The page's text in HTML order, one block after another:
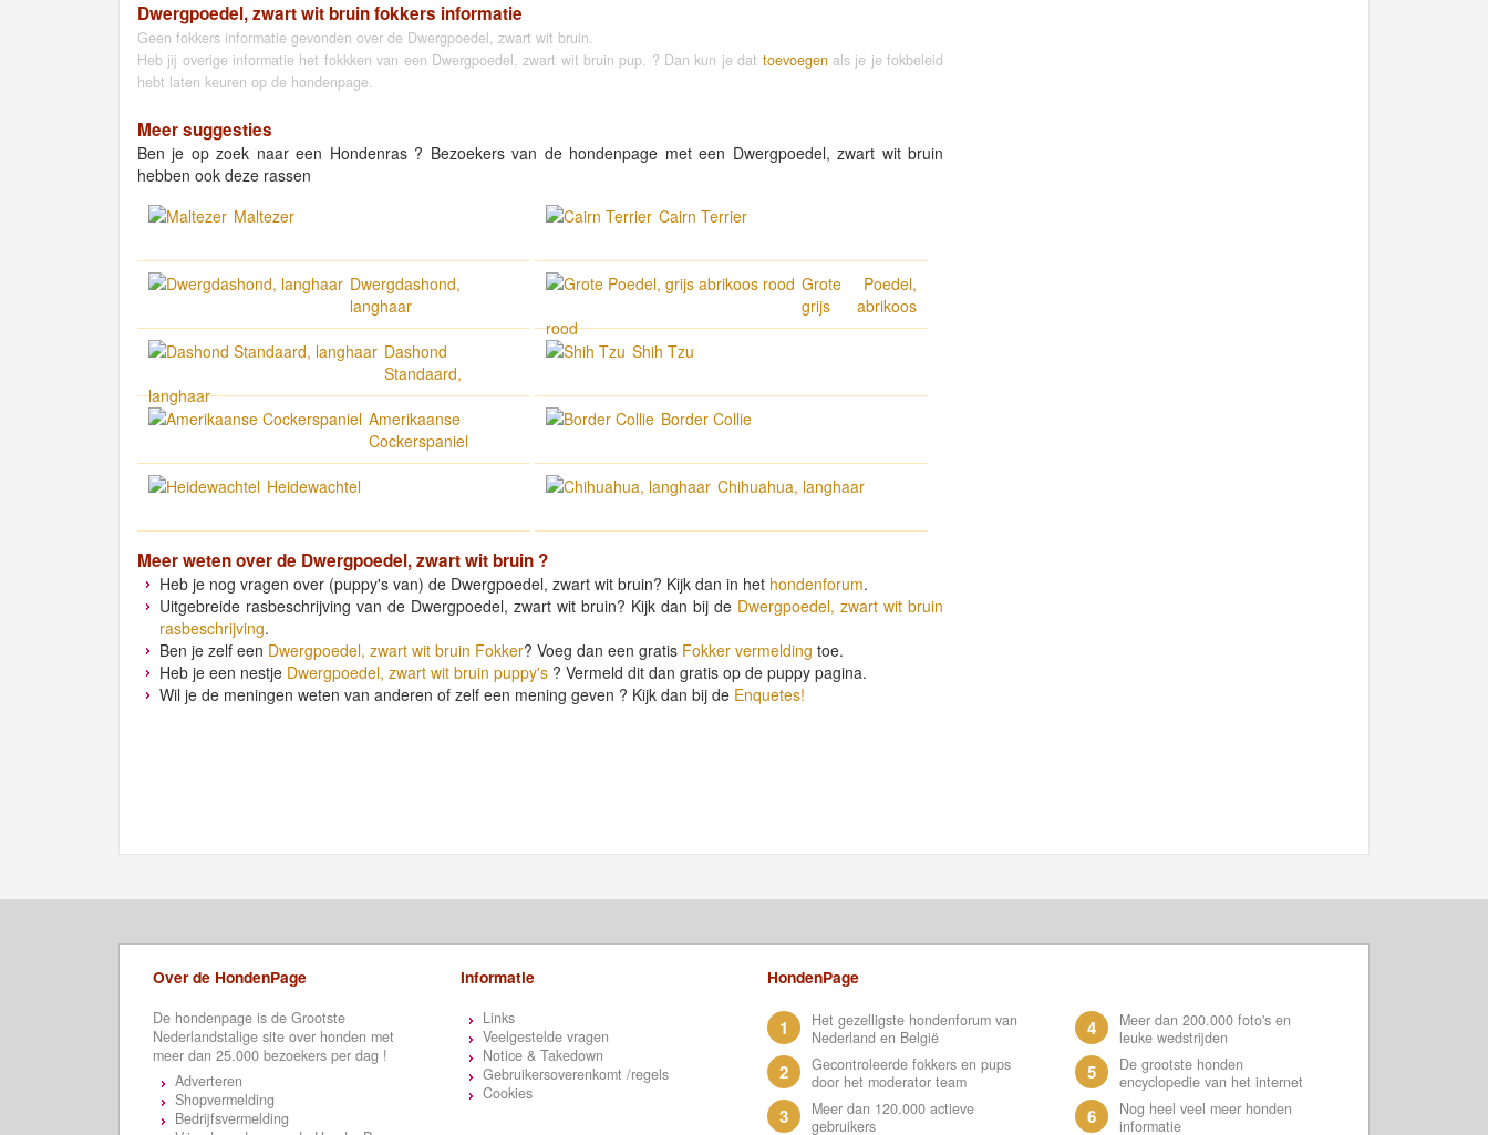
Dwergpoedel, zwart wit bruin fokkers informatie
Geen fokkers informatie gevonden over de Dwergpoedel, zwart wit bruin.
Heb jij overige informatie het fokkken van een Dwergpoedel, zwart wit bruin pup. ? Dan kun je dat toevoegenals je je fokbeleid
hebt laten keuren op de hondenpage.
Meer suggesties
Ben je op zoek naar een Hondenras ? Bezoekers van de hondenpage met een Dwergpoedel, zwart wit bruin
hebben ook deze rassen
Maltezer
Cairn Terrier
Dwergdashond,
langhaar
Grote Poedel,
grijs abrikoos
rood
Dashond
Standaard,
langhaar
Shih Tzu
Amerikaanse
Cockerspaniel
Border Collie
Heidewachtel Chihuahua, langhaar
Meer weten over de Dwergpoedel, zwart wit bruin ?
Heb je nog vragen over (puppy's van) de Dwergpoedel, zwart wit bruin? Kijk dan in het hondenforum.
Uitgebreide rasbeschrijving van de Dwergpoedel, zwart wit bruin? Kijk dan bij de Dwergpoedel, zwart wit bruin
rasbeschrijving.
Ben je zelf een Dwergpoedel, zwart wit bruin Fokker? Voeg dan een gratis Fokker vermelding toe.
Heb je een nestje Dwergpoedel, zwart wit bruin puppy's ? Vermeld dit dan gratis op de puppy pagina.
Wil je de meningen weten van anderen of zelf een mening geven ? Kijk dan bij de Enquetes!
Over de HondenPage
De hondenpage is de Grootste
Nederlandstalige site over honden met
meer dan 25.000 bezoekers per dag !
Adverteren
Shopvermelding
Bedrijfsvermelding
Informatie
Links
Veelgestelde vragen
Notice & Takedown
Gebruikersoverenkomt /regels
Cookies
HondenPage
1
Het gezelligste hondenforum van
Nederland en België
2
Gecontroleerde fokkers en pups
door het moderator team
3
Meer dan 120.000 actieve
gebruikers
4
Meer dan 200.000 foto's en
leuke wedstrijden
5
De grootste honden
encyclopedie van het internet
6
Nog heel veel meer honden
informatie